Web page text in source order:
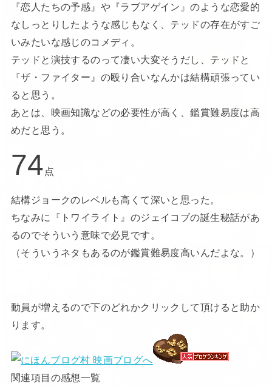
『恋人たちの予感』や『ラブアゲイン』のような恋愛的
なしっとりしたような感じもなく、テッドの存在がすご
いみたいな感じのコメディ。
テッドと演技するのって凄い大変そうだし、テッドと
『ザ・ファイター』の殴り合いなんかは結構頑張ってい
ると思う。
あとは、映画知識などの必要性が高く、鑑賞難易度は高
めだと思う。
74 点
結構ジョークのレベルも高くて深いと思った。
ちなみに『トワイライト』のジェイコブの誕生秘話があ
るのでそういう意味で必見です。
（そういうネタもあるのが鑑賞難易度高いんだよな。）
動員が増えるので下のどれかクリックして頂けると助か
ります。
関連項目の感想一覧